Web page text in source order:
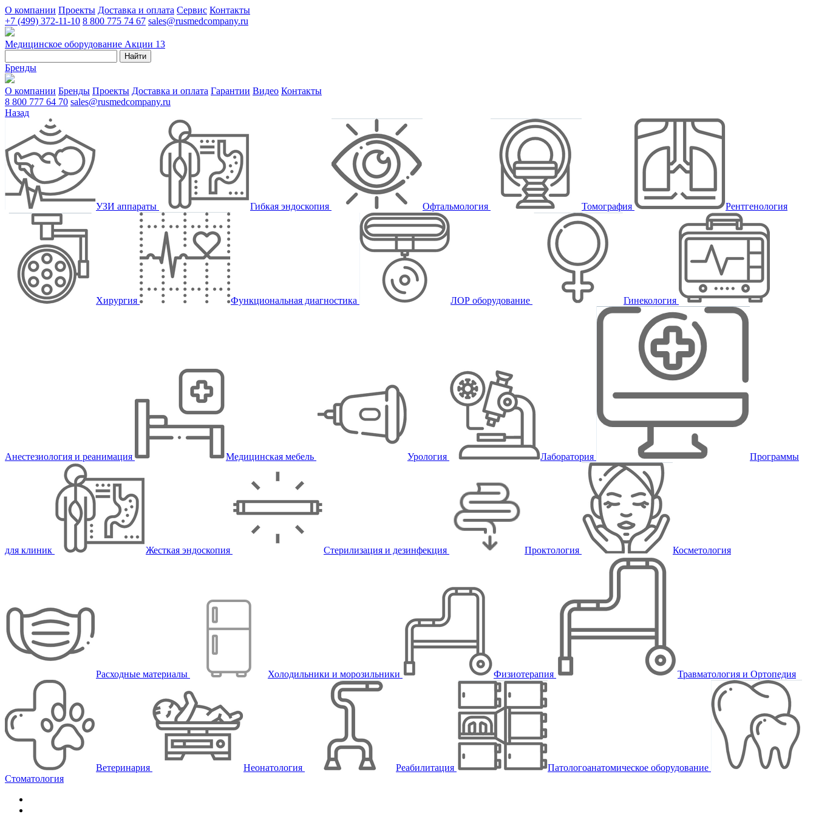
О компании Проекты Доставка и оплата Сервис Контакты
+7 (499) 372-11-10 8 800 775 74 67 sales@rusmedcompany.ru
Медицинское оборудование Акции 13
Найти
Бренды
О компании Бренды Проекты Доставка и оплата Гарантии Видео Контакты
8 800 777 64 70 sales@rusmedcompany.ru
Назад
УЗИ аппараты Гибкая эндоскопия Офтальмология Томография Рентгенология
Хирургия Функциональная диагностика ЛОР оборудование Гинекология
Анестезиология и реанимация Медицинская мебель Урология Лаборатория Программы
для клиник Жесткая эндоскопия Стерилизация и дезинфекция Проктология Косметология
Расходные материалы Холодильники и морозильники Физиотерапия Травматология и Ортопедия
Ветеринария Неонатология Реабилитация
Патологоанатомическое оборудование
Стоматология